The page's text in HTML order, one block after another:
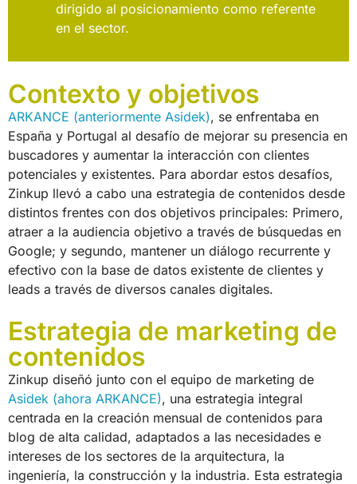
dirigido al posicionamiento como referente
en el sector.
Contexto y objetivos
ARKANCE (anteriormente Asidek), se enfrentaba en
España y Portugal al desafío de mejorar su presencia en
buscadores y aumentar la interacción con clientes
potenciales y existentes. Para abordar estos desafíos,
Zinkup llevó a cabo una estrategia de contenidos desde
distintos frentes con dos objetivos principales: Primero,
atraer a la audiencia objetivo a través de búsquedas en
Google; y segundo, mantener un diálogo recurrente y
efectivo con la base de datos existente de clientes y
leads a través de diversos canales digitales.
Estrategia de marketing de
contenidos
Zinkup diseñó junto con el equipo de marketing de
Asidek (ahora ARKANCE), una estrategia integral
centrada en la creación mensual de contenidos para
blog de alta calidad, adaptados a las necesidades e
intereses de los sectores de la arquitectura, la
ingeniería, la construcción y la industria. Esta estrategia